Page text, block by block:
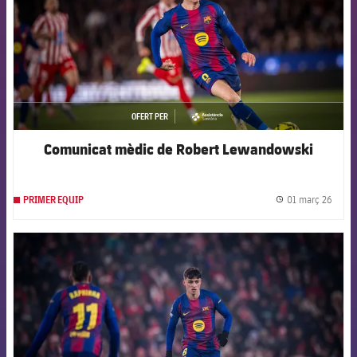
OFERT PER
asistencia
Comunicat mèdic de Robert Lewandowski
PRIMER EQUIP 01 març 26
FCB Barcelona badge